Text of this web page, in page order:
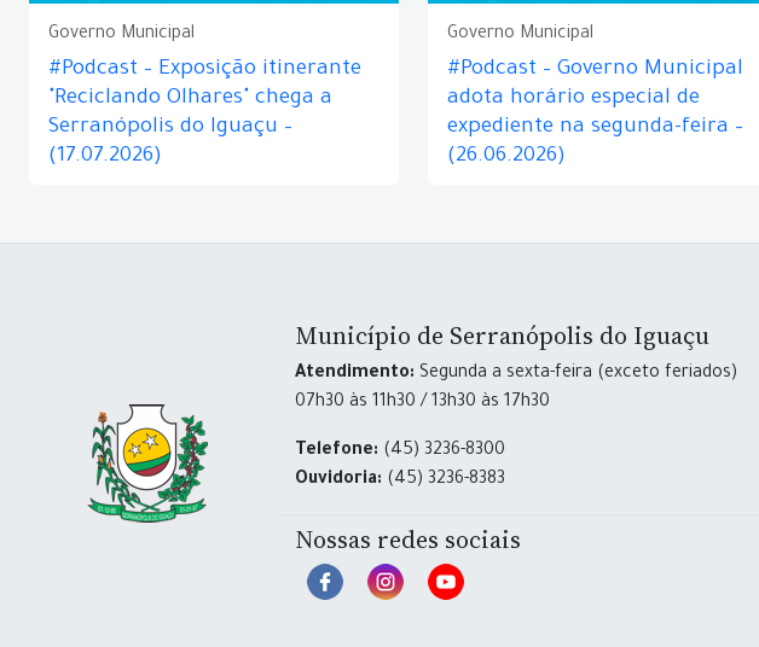
Governo Municipal
#Podcast – Exposição itinerante
"Reciclando Olhares" chega a
Serranópolis do Iguaçu –
(17.07.2026)
Governo Municipal
#Podcast – Governo Municipal
adota horário especial de
expediente na segunda-feira –
(26.06.2026)
Município de Serranópolis do Iguaçu
Atendimento: Segunda a sexta-feira (exceto feriados)
07h30 às 11h30 / 13h30 às 17h30
Telefone: (45) 3236-8300
Ouvidoria: (45) 3236-8383
Nossas redes sociais